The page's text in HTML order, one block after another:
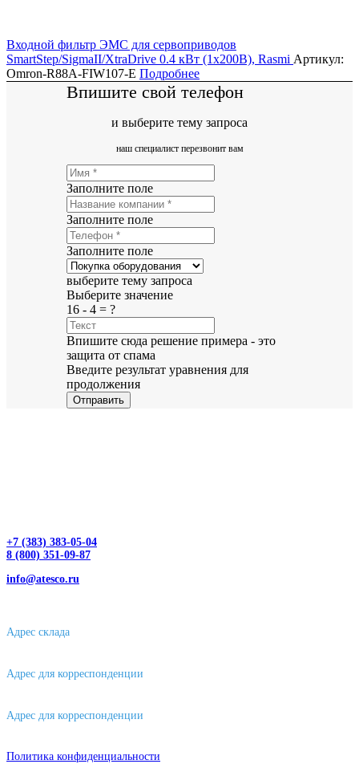
Входной фильтр ЭМС для сервоприводов
SmartStep/SigmaII/XtraDrive 0.4 кВт (1х200В), Rasmi Артикул:
Omron-R88A-FIW107-E Подробнее
Впишите свой телефон
и выберите тему запроса
наш специалист перезвонит вам
Заполните поле
Заполните поле
Заполните поле
выберите тему запроса
Выберите значение
16 - 4 = ?
Впишите сюда решение примера - это
защита от спама
Введите результат уравнения для
продолжения
Отправить
+7 (383) 383-05-04
8 (800) 351-09-87
info@atesco.ru
Адрес склада
Адрес для корреспонденции
Адрес для корреспонденции
Политика конфиденциальности